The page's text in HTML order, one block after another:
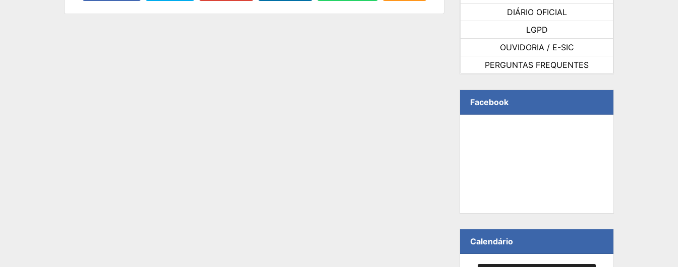
DIÁRIO OFICIAL
LGPD
OUVIDORIA / E-SIC
PERGUNTAS FREQUENTES
Facebook
Calendário